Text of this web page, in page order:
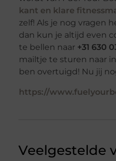
kant en klare
zelf! Als je nog vragen
dan kun je altijd even
te bellen naar +31 630
mailtje te sturen naar
ben overtuigd! Nu jij
https://
Veelgestelde